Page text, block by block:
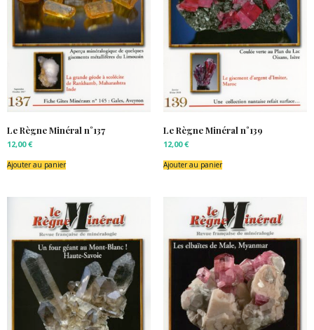
Le Règne Minéral n°137
12,00€
Ajouter au panier
Le Règne Minéral n°139
12,00€
Ajouter au panier